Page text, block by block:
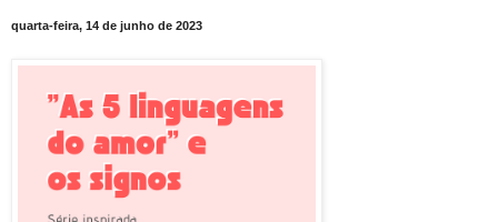
quarta-feira, 14 de junho de 2023